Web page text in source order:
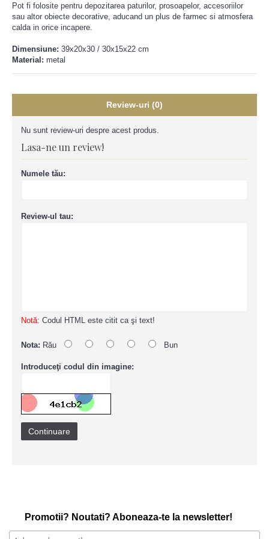
Pot fi folosite pentru depozitarea paturilor, prosoapelor, accesoriilor
sau altor obiecte decorative, aducand un plus de farmec si atmosfera
calda in orice incapere.
Dimensiune: 39x20x30 / 30x15x22 cm
Material: metal
Review-uri (0)
Nu sunt review-uri despre acest produs.
Lasa-ne un review!
Numele tău:
Review-ul tau:
Notă: Codul HTML este citit ca şi text!
Nota: Rău Bun
Introduceţi codul din imagine:
Continuare
Promotii? Noutati? Aboneaza-te la newsletter!